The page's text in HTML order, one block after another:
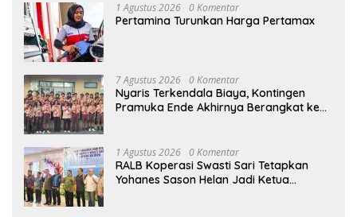
1 Agustus 2026 0 Komentar
Pertamina Turunkan Harga Pertamax
7 Agustus 2026 0 Komentar
Nyaris Terkendala Biaya, Kontingen
Pramuka Ende Akhirnya Berangkat ke
1 Agustus 2026 0 Komentar
RALB Koperasi Swasti Sari Tetapkan
Yohanes Sason Helan Jadi Ketua